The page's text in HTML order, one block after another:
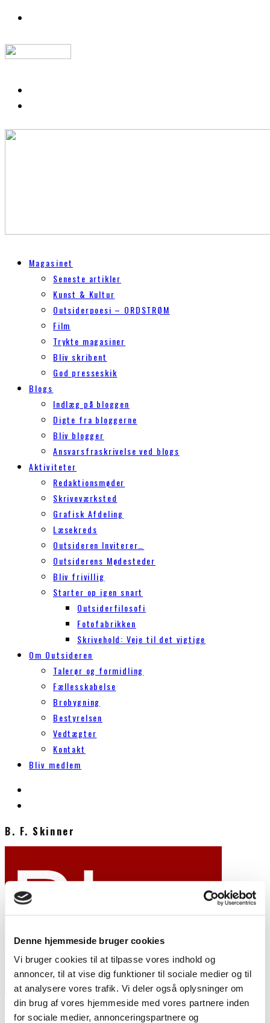
Denne hjemmeside bruger cookies
Vi bruger cookies til at tilpasse vores indhold og
annoncer, til at vise dig funktioner til sociale medier og til
at analysere vores trafik. Vi deler også oplysninger om
din brug af vores hjemmeside med vores partnere inden
for sociale medier, annonceringspartnere og
Magasinet
Seneste artikler
Kunst & Kultur
Outsiderpoesi – ORDSTRØM
Film
Trykte magasiner
Bliv skribent
God presseskik
Blogs
Indlæg på bloggen
Digte fra bloggerne
Bliv blogger
Ansvarsfraskrivelse ved blogs
Aktiviteter
Redaktionsmøder
Skriveværksted
Grafisk Afdeling
Læsekreds
Outsideren Inviterer…
Outsiderens Mødesteder
Bliv frivillig
Starter op igen snart
Outsiderfilosofi
Fotofabrikken
Skrivehold: Veje til det vigtige
Om Outsideren
Talerør og formidling
Fællesskabelse
Brobygning
Bestyrelsen
Vedtægter
Kontakt
Bliv medlem
B. F. Skinner
Overvejelser med relation til den kognitive tanke